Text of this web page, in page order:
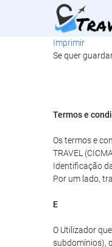
Imprimir
Se quer
Termos e
Os termos e
TRAVEL
Identificação
Por um lado,
E
O Utilizador
subdomínios),